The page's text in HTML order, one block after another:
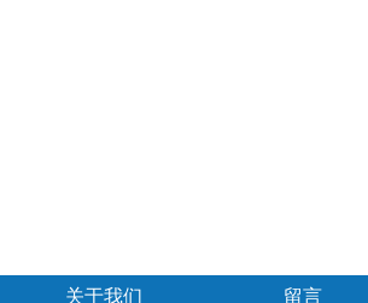
关于我们 留言